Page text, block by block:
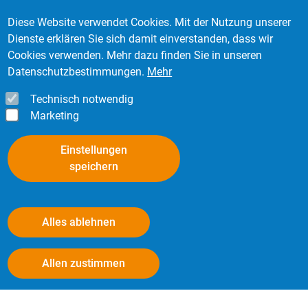
Diese Website verwendet Cookies. Mit der Nutzung unserer
Dienste erklären Sie sich damit einverstanden, dass wir
Cookies verwenden. Mehr dazu finden Sie in unseren
Datenschutzbestimmungen. Mehr
Technisch notwendig
Marketing
Einstellungen
speichern
Alles ablehnen
Allen zustimmen
Kontakt Login
Ventilabstützung - Ventilkappen